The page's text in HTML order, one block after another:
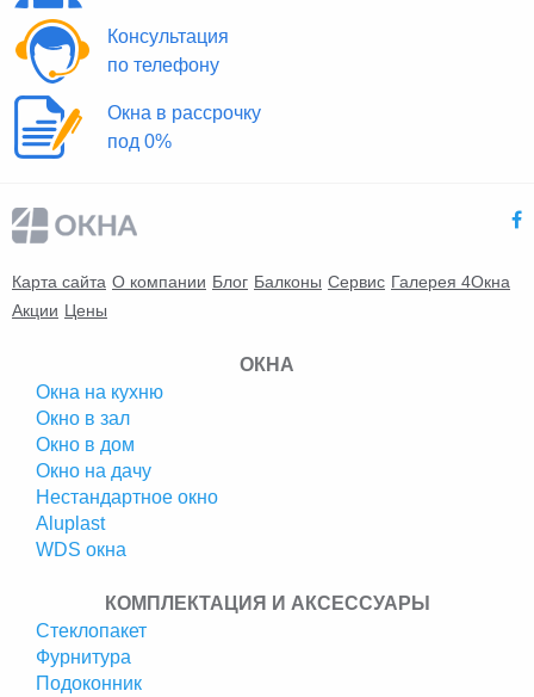
Консультация
по телефону
Окна в рассрочку
под 0%
Карта сайта О компании Блог Балконы Сервис Галерея 4Окна
Акции Цены
ОКНА
Окна на кухню
Окно в зал
Окно в дом
Окно на дачу
Нестандартное окно
Аluplast
WDS окна
КОМПЛЕКТАЦИЯ И АКСЕССУАРЫ
Стеклопакет
Фурнитура
Подоконник